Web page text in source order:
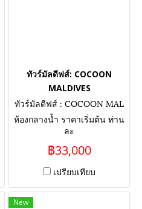
ทัวร์มัลดีฟส์: COCOON
MALDIVES
ทัวร์มัลดีฟส์ : COCOON MAL
ห้องกลางน้ำ ราคาเริ่มต้น ท่าน
ละ
฿33,000
เปรียบเทียบ
New